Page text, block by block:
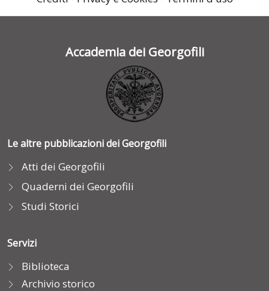
Accademia dei Georgofili
Le altre pubblicazioni dei Georgofili
Atti dei Georgofili
Quaderni dei Georgofili
Studi Storici
Servizi
Biblioteca
Archivio storico